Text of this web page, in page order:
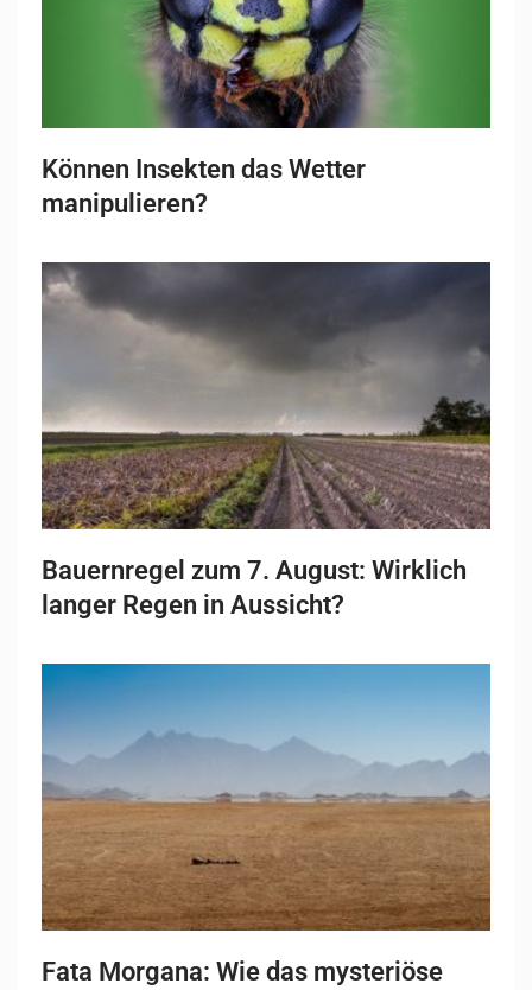
Können Insekten das Wetter
manipulieren?
Bauernregel zum 7. August: Wirklich
langer Regen in Aussicht?
Fata Morgana: Wie das mysteriöse